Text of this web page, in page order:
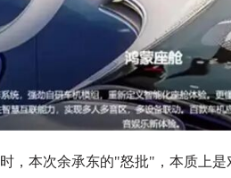
，本次余承东的"怒批"，本质上